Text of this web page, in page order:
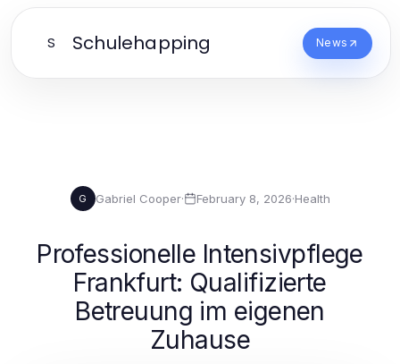
S Schulehapping News
G Gabriel Cooper· February 8, 2026·Health
Professionelle Intensivpflege
Frankfurt: Qualifizierte
Betreuung im eigenen
Zuhause